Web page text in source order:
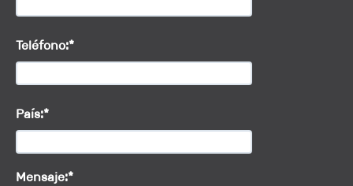
Teléfono:*
País:*
Mensaje:*